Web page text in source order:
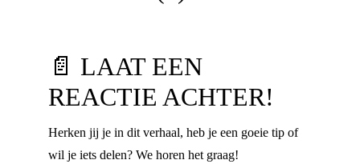
📄 LAAT EEN
REACTIE ACHTER!
Herken jij je in dit verhaal, heb je een goeie tip of
wil je iets delen? We horen het graag!